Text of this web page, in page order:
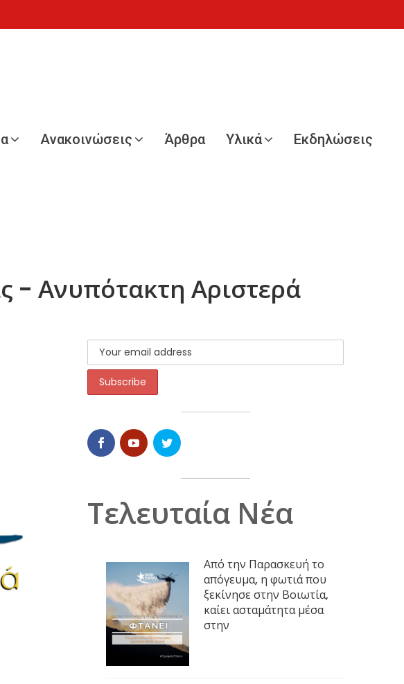
Ανακοινώσεις Άρθρα Υλικά Εκδηλώσεις
- Ανυπότακτη Αριστερά
Τελευταία Νέα
Από την Παρασκευή το
απόγευμα, η φωτιά που
ξεκίνησε στην Βοιωτία,
καίει ασταμάτητα μέσα
στην